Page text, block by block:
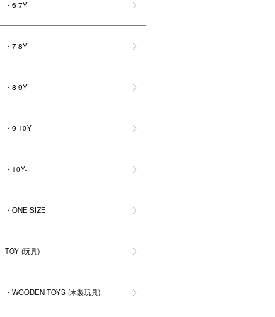
・6-7Y
・7-8Y
・8-9Y
・9-10Y
・10Y-
・ONE SIZE
TOY (玩具)
・WOODEN TOYS (木製玩具)